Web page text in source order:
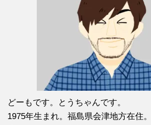
どーもです。とうちゃんです。
1975年生まれ。福島県会津地方在住。